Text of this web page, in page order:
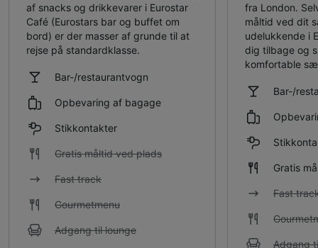
af snacks og drikkevarer i Eurostar
Café (Eurostars bar og buffet om
bord) er der masser af grunde til at
rejse på standardklasse.
Bar-/restaurantvogn
Opbevaring af bagage
Stikkontakter
Gratis måltid ved plads
Fast track
Gourmetmenu
Adgang til lounge
fra London.
måltid ved dit
udelukkende i
dig tilbage og
komfortable
Bar-/
Gratis
Fast
Adgang